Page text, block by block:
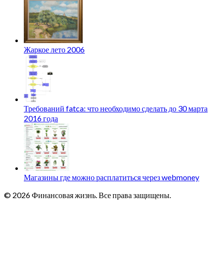
Жаркое лето 2006
Требований fatca: что необходимо сделать до 30 марта
2016 года
Магазины где можно расплатиться через webmoney
© 2026 Финансовая жизнь. Все права защищены.